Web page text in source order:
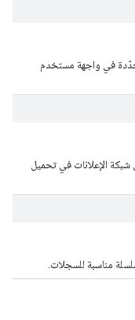
في واجهة مستخدم
الإعلانات في تحميل
مناسبة للسجلات.